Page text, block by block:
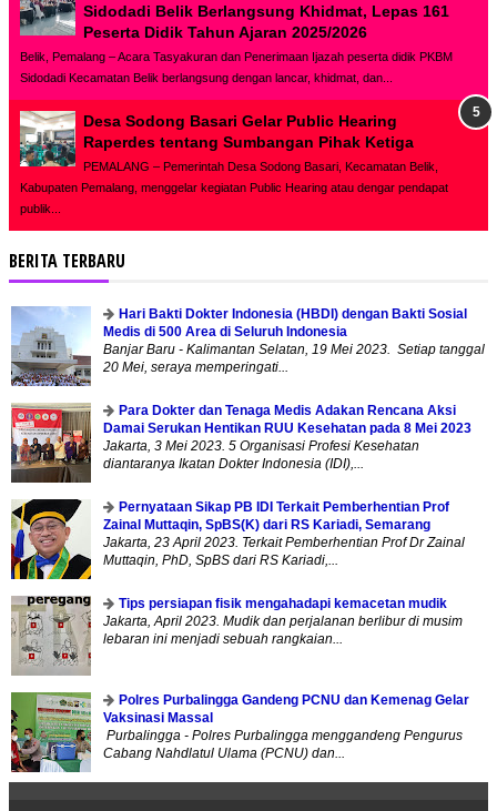
Sidodadi Belik Berlangsung Khidmat, Lepas 161
Peserta Didik Tahun Ajaran 2025/2026
Belik, Pemalang – Acara Tasyakuran dan Penerimaan Ijazah peserta didik PKBM
Sidodadi Kecamatan Belik berlangsung dengan lancar, khidmat, dan...
Desa Sodong Basari Gelar Public Hearing
Raperdes tentang Sumbangan Pihak Ketiga
PEMALANG – Pemerintah Desa Sodong Basari, Kecamatan Belik,
Kabupaten Pemalang, menggelar kegiatan Public Hearing atau dengar pendapat
publik...
BERITA TERBARU
Hari Bakti Dokter Indonesia (HBDI) dengan Bakti Sosial
Medis di 500 Area di Seluruh Indonesia
Banjar Baru - Kalimantan Selatan, 19 Mei 2023. Setiap tanggal
20 Mei, seraya memperingati...
Para Dokter dan Tenaga Medis Adakan Rencana Aksi
Damai Serukan Hentikan RUU Kesehatan pada 8 Mei 2023
Jakarta, 3 Mei 2023. 5 Organisasi Profesi Kesehatan
diantaranya Ikatan Dokter Indonesia (IDI),...
Pernyataan Sikap PB IDI Terkait Pemberhentian Prof
Zainal Muttaqin, SpBS(K) dari RS Kariadi, Semarang
Jakarta, 23 April 2023. Terkait Pemberhentian Prof Dr Zainal
Muttaqin, PhD, SpBS dari RS Kariadi,...
Tips persiapan fisik mengahadapi kemacetan mudik
Jakarta, April 2023. Mudik dan perjalanan berlibur di musim
lebaran ini menjadi sebuah rangkaian...
Polres Purbalingga Gandeng PCNU dan Kemenag Gelar
Vaksinasi Massal
Purbalingga - Polres Purbalingga menggandeng Pengurus
Cabang Nahdlatul Ulama (PCNU) dan...